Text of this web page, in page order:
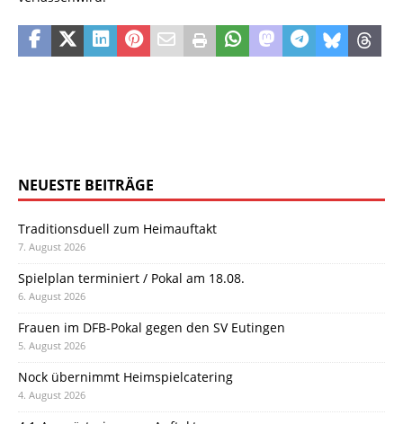
NEUESTE BEITRÄGE
Traditionsduell zum Heimauftakt
7. August 2026
Spielplan terminiert / Pokal am 18.08.
6. August 2026
Frauen im DFB-Pokal gegen den SV Eutingen
5. August 2026
Nock übernimmt Heimspielcatering
4. August 2026